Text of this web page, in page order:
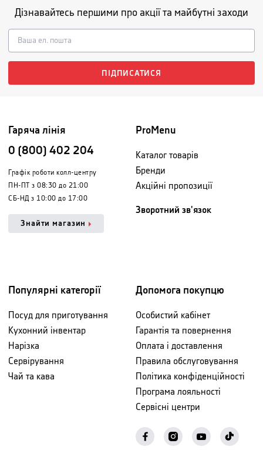
Дізнавайтесь першими про акції та майбутні заходи
ПІДПИСАТИСЯ
Гаряча лінія
0 (800) 402 204
Графік роботи колл-центру
ПН-ПТ з 08:30 до 21:00
СБ-НД з 10:00 до 17:00
Знайти магазин
ProMenu
Каталог товарів
Бренди
Акційні пропозиції
Зворотний зв'язок
Популярні категорії
Посуд для приготування
Кухонний інвентар
Нарізка
Сервірування
Чай та кава
Допомога покупцю
Особистий кабінет
Гарантія та повернення
Оплата і доставлення
Правила обслуговування
Політика конфіденційності
Програма лояльності
Сервісні центри